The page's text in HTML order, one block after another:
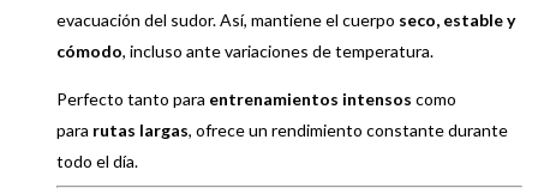
evacuación del sudor. Así, mantiene el cuerpo seco, estable y
cómodo, incluso ante variaciones de temperatura.
Perfecto tanto para entrenamientos intensos como
para rutas largas, ofrece un rendimiento constante durante
todo el día.